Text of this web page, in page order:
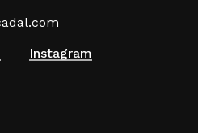
Instagram